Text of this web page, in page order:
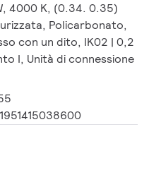
4000 K, (0.34. 0.35)
Policarbonato,
con un dito, IK02 | 0,2
I, Unità di connessione